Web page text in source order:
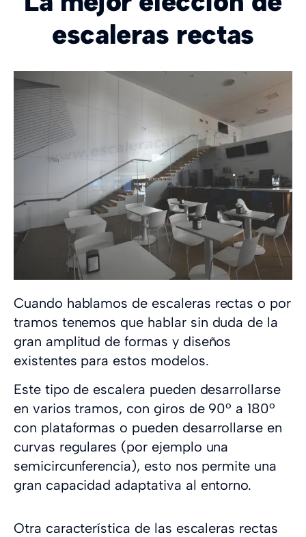
escaleras rectas
Cuando hablamos de escaleras rectas o por
tramos tenemos que hablar sin duda de la
gran amplitud de formas y diseños
existentes para estos modelos.
Este tipo de escalera pueden desarrollarse
en varios tramos, con giros de 90º a 180º
con plataformas o pueden desarrollarse en
curvas regulares (por ejemplo una
semicircunferencia), esto nos permite una
gran capacidad adaptativa al entorno.
Otra característica de las escaleras rectas